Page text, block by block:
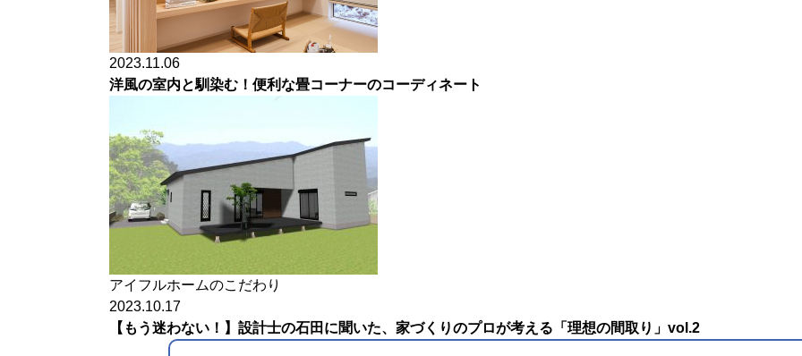
2023.11.06
洋風の室内と馴染む！便利な畳コーナーのコーディネート
アイフルホームのこだわり
2023.10.17
【もう迷わない！】設計士の石田に聞いた、家づくりのプロが考える「理想の間取り」vol.2